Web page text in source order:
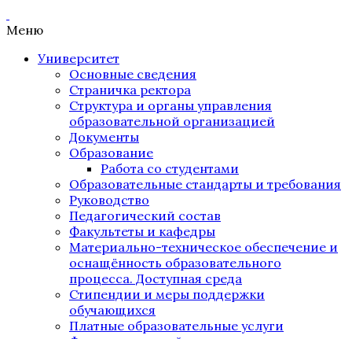
Меню
Университет
Основные сведения
Страничка ректора
Структура и органы управления
образовательной организацией
Документы
Образование
Работа со студентами
Образовательные стандарты и требования
Руководство
Педагогический состав
Факультеты и кафедры
Материально-техническое обеспечение и
оснащённость образовательного
процесса. Доступная среда
Стипендии и меры поддержки
обучающихся
Платные образовательные услуги